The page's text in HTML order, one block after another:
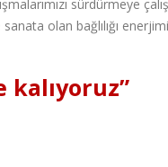
sürdürmeye
olan bağlılığı